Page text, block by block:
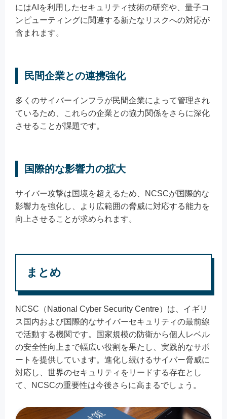
にはAIを利用したセキュリティ技術の研究や、量子コ
ンピューティングに関連する新たなリスクへの対応が
含まれます。
民間企業との連携強化
多くのサイバーインフラが民間企業によって管理され
ているため、これらの企業との協力関係をさらに深化
させることが課題です。
国際的な影響力の拡大
サイバー攻撃は国境を超えるため、NCSCが国際的な
影響力を強化し、より広範囲の脅威に対応する能力を
向上させることが求められます。
まとめ
NCSC（National Cyber Security Centre）は、イギリ
ス国内および国際的なサイバーセキュリティの最前線
で活動する機関です。国家規模の防衛から個人レベル
の安全性向上まで幅広い役割を果たし、実践的なサポ
ートを提供しています。進化し続けるサイバー脅威に
対応し、世界のセキュリティをリードする存在とし
て、NCSCの重要性は今後さらに高まるでしょう。